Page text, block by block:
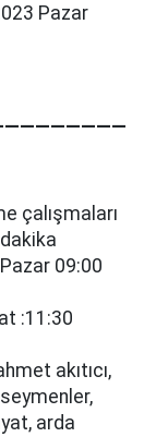
Pazar
çalışmaları
09:00
:11:30
akıtıcı,
arda